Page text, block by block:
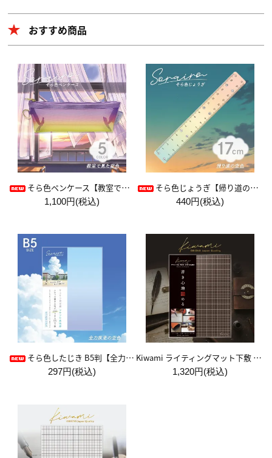
おすすめ商品
そら色ペンケース【教室で見た空色】
1,100円(税込)
そら色じょうぎ【帰り道の空色】
440円(税込)
そら色したじき B5判【全力疾走の空色】
297円(税込)
Kiwami ライティングマット下敷 A4+【ブラウン&キャメル】
1,320円(税込)